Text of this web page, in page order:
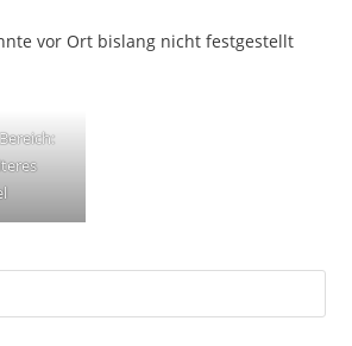
vor Ort bislang nicht festgestellt